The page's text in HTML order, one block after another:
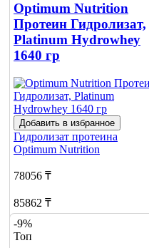
Optimum Nutrition
Протеин Гидролизат,
Platinum Hydrowhey
1640 гр
Добавить в избранное
Гидролизат протеина
Optimum Nutrition
78056 ₸
85862 ₸
Добавить в корзину
1
-9%
Топ